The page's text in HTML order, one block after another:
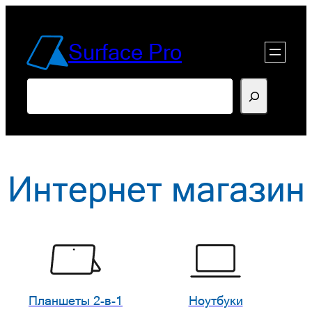
содержимомуSurface Pro
Интернет магазин
Планшеты 2-в-1 Ноутбуки